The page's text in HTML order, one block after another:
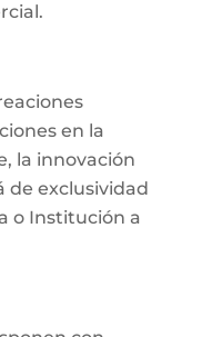
en la
la innovación
de exclusividad
o Institución a